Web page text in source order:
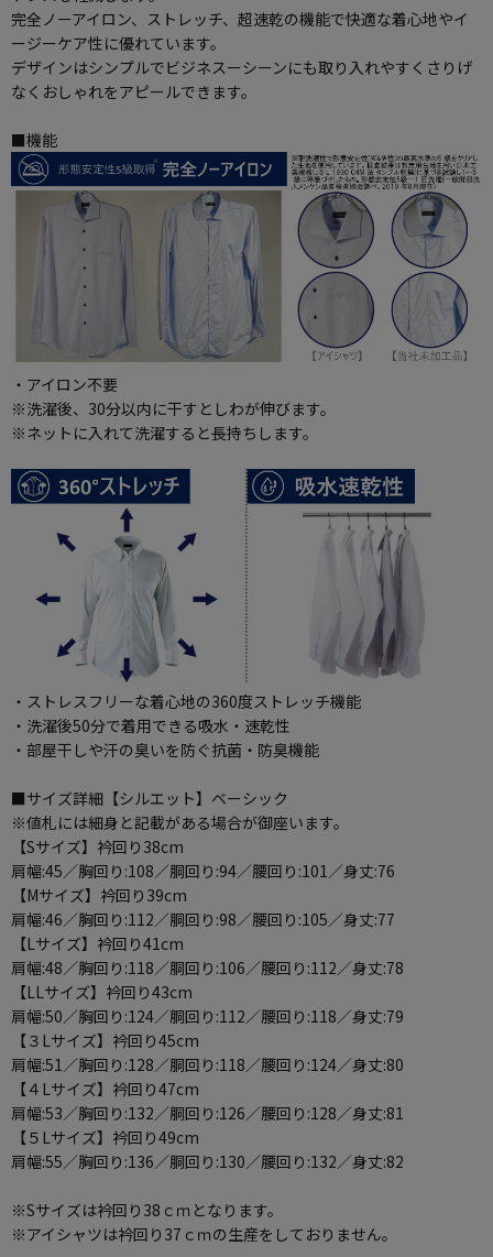
完全ノーアイロン、ストレッチ、超速乾の機能で快適な着心地やイ
ージーケア性に優れています。
デザインはシンプルでビジネスーシーンにも取り入れやすくさりげ
なくおしゃれをアピールできます。
■機能
・アイロン不要
※洗濯後、30分以内に干すとしわが伸びます。
※ネットに入れて洗濯すると長持ちします。
・ストレスフリーな着心地の360度ストレッチ機能
・洗濯後50分で着用できる吸水・速乾性
・部屋干しや汗の臭いを防ぐ抗菌・防臭機能
■サイズ詳細【シルエット】ベーシック
※値札には細身と記載がある場合が御座います。
【Sサイズ】衿回り38cm
肩幅:45／胸回り:108／胴回り:94／腰回り:101／身丈:76
【Mサイズ】衿回り39cm
肩幅:46／胸回り:112／胴回り:98／腰回り:105／身丈:77
【Lサイズ】衿回り41cm
肩幅:48／胸回り:118／胴回り:106／腰回り:112／身丈:78
【LLサイズ】衿回り43cm
肩幅:50／胸回り:124／胴回り:112／腰回り:118／身丈:79
【３Lサイズ】衿回り45cm
肩幅:51／胸回り:128／胴回り:118／腰回り:124／身丈:80
【４Lサイズ】衿回り47cm
肩幅:53／胸回り:132／胴回り:126／腰回り:128／身丈:81
【５Lサイズ】衿回り49cm
肩幅:55／胸回り:136／胴回り:130／腰回り:132／身丈:82
※Sサイズは衿回り38ｃｍとなります。
※アイシャツは衿回り37ｃｍの生産をしておりません。